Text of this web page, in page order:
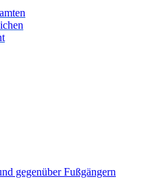
gegenüber Fußgängern